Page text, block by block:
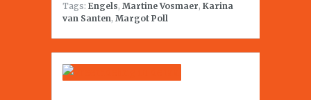
Tags: Engels, Martine Vosmaer, Karina
van Santen, Margot Poll